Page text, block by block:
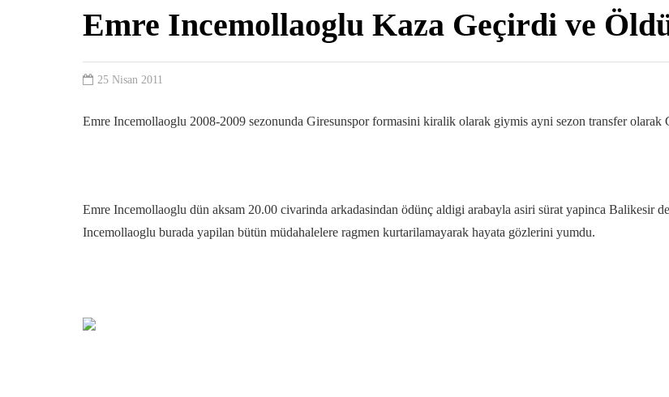
Emre Incemollaoglu Kaza Geçirdi ve
25 Nisan 2011
Emre Incemollaoglu 2008-2009 sezonunda Giresunspor formasini kiralik olarak giymis ayni sezon transfer olarak
Emre Incemollaoglu dün aksam 20.00 civarinda arkadasindan ödünç aldigi arabayla asiri sürat yapinca Balikesir
Incemollaoglu burada yapilan bütün müdahalelere ragmen kurtarilamayarak hayata gözlerini yumdu.